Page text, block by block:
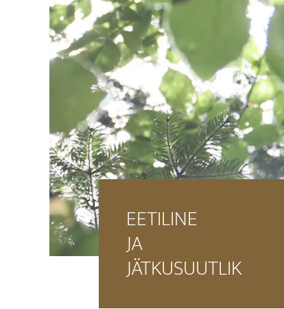
EETILINE
JA
JÄTKUSUUTLIK